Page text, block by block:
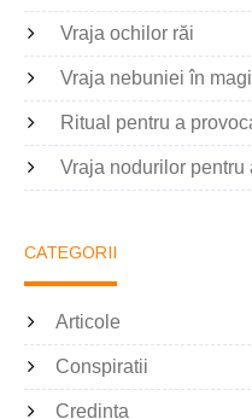
Vraja ochilor răi
Vraja nebuniei în
Ritual pentru a
Vraja nodurilor pentru
CATEGORII
Articole
Conspiratii
Credinta